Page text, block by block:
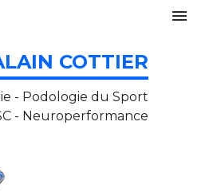
menu
COTTIER
- Podologie du Sport
- Neuroperformance